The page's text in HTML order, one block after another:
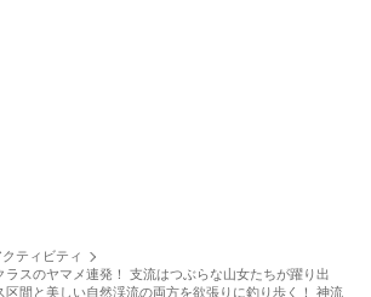
クティビティ
ラスのヤマメ連発！ 支流はつぶらな山女たちが躍り出
区間と美しい自然渓流の両方を欲張りに釣り歩く！ 神流